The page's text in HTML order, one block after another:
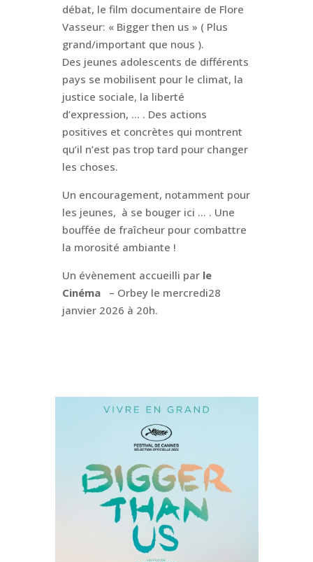
débat, le film documentaire de Flore
Vasseur: « Bigger then us » ( Plus
grand/important que nous ).
Des jeunes adolescents de différents
pays se mobilisent pour le climat, la
justice sociale, la liberté
d’expression, … . Des actions
positives et concrètes qui montrent
qu’il n’est pas trop tard pour changer
les choses.
Un encouragement, notamment pour
les jeunes, à se bouger ici … . Une
bouffée de fraîcheur pour combattre
la morosité ambiante !
Un évènement accueilli par le
Cinéma
– Orbey le mercredi28
janvier 2026 à 20h.